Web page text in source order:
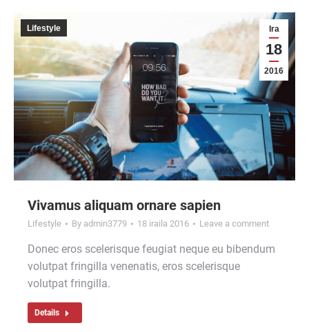
Ira
18
2016
Lifestyle
Vivamus aliquam ornare sapien
Lifestyle By admin3779 18 iraila 2016 Leave a comment
Donec eros scelerisque feugiat neque eu bibendum
volutpat fringilla venenatis, eros scelerisque
volutpat fringilla.
Details